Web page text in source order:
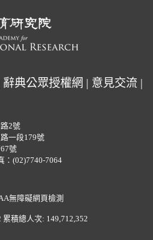
辭典公眾授權網 | 意見交流 |
2號
一段179號
號
：(02)7740-7064
累積總人次: 149,712,352